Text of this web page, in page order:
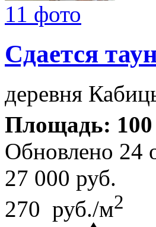
11 фото
Сдается
деревня
Площадь:
Обновлено 24
27 000 руб.
270 руб./м2